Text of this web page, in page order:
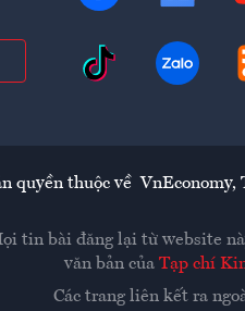
quyền thuộc về VnEconomy,
tin bài đăng lại từ website
văn bản của Tạp chí
Các trang liên kết ra